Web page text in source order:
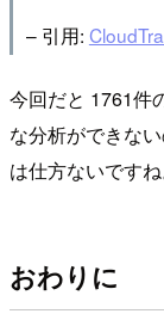
– 引用:
今回だと 1761件
な分析ができな
は仕方ないですね
おわりに